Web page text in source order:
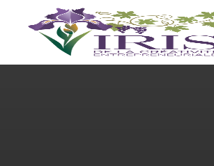
ARTICLES